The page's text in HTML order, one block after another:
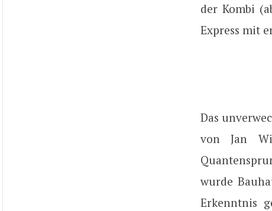
der Kombi
Express mit
Das
von Jan
wurde
Erkenntnis